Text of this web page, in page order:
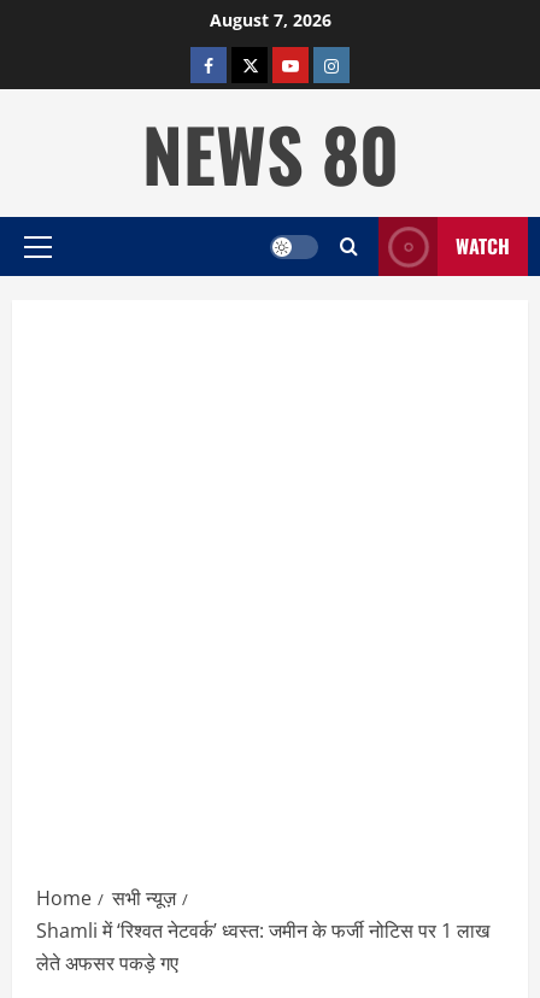
August 7, 2026
facebooktwitterYOUTUBE
instagram
NEWS 80
Primary
WATCH
Home
सभी न्यूज़
Shamli में ‘रिश्वत नेटवर्क’ ध्वस्त: जमीन के फर्जी नोटिस पर 1 लाख
लेते अफसर पकड़े गए